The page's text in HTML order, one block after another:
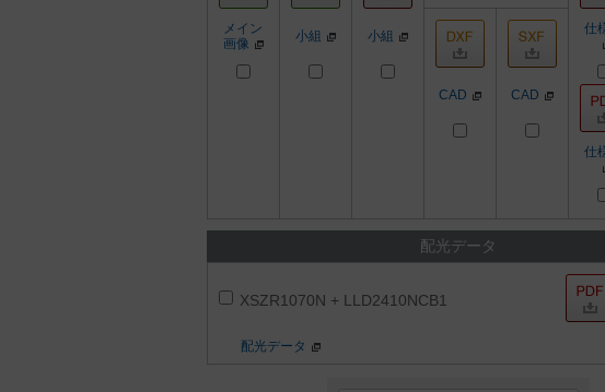
メイン
画像
小組 小組 仕
仕
CAD CAD
配光データ
XSZR1070N + LLD2410NCB1
配光データ